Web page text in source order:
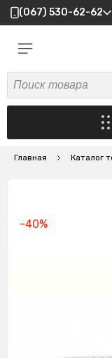
(067) 530-62-62
Главная Каталог
-40%